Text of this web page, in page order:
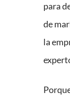
para
de
la